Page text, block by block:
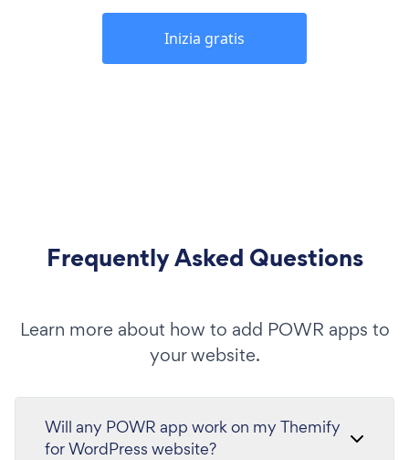
Inizia gratis
Frequently Asked Questions
Learn more about how to add POWR apps to
your website.
Will any POWR app work on my Themify
for WordPress website?